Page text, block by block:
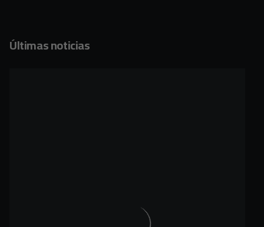
Últimas noticias